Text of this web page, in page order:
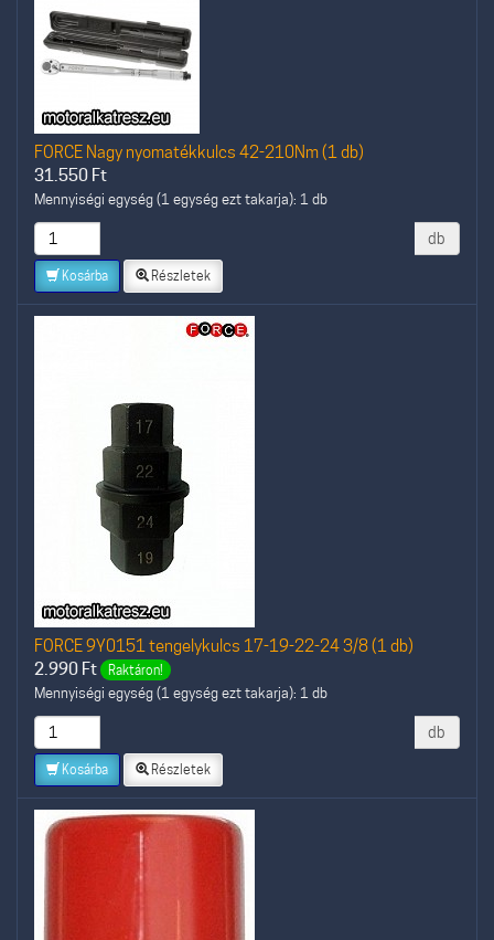
FORCE Nagy nyomatékkulcs 42-210Nm (1 db)
31.550 Ft
Mennyiségi egység (1 egység ezt takarja): 1 db
db
Kosárba Részletek
FORCE 9Y0151 tengelykulcs 17-19-22-24 3/8 (1 db)
2.990 Ft Raktáron!
Mennyiségi egység (1 egység ezt takarja): 1 db
db
Kosárba Részletek